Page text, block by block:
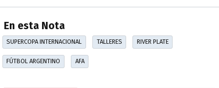
En esta Nota
SUPERCOPA INTERNACIONAL TALLERES RIVER PLATE
FÚTBOL ARGENTINO AFA